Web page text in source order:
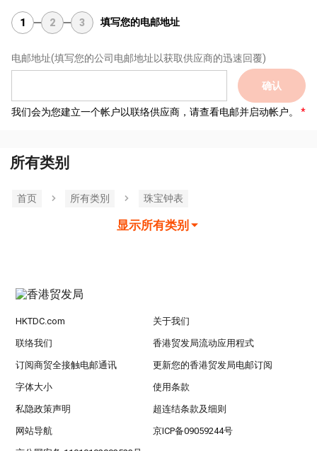
1 2 3 填写您的电邮地址
电邮地址(填写您的公司电邮地址以获取供应商的迅速回覆)
确认
我们会为您建立一个帐户以联络供应商，请查看电邮并启动帐户。
所有类别
首页 所有类別 珠宝钟表
显示所有类别
HKTDC.com 关于我们
联络我们 香港贸发局流动应用程式
订阅商贸全接触电邮通讯 更新您的香港贸发局电邮订阅
字体大小 使用条款
私隐政策声明 超连结条款及细则
网站导航 京ICP备09059244号